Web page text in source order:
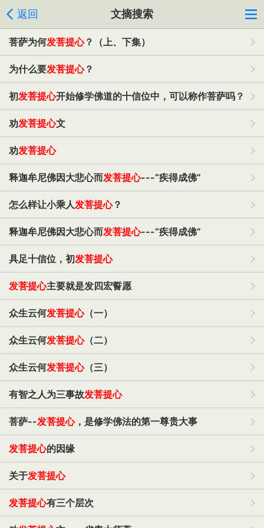
返回 文摘搜索
菩萨为何发菩提心？（上、下集）
为什么要发菩提心？
初发菩提心开始修学佛道的十信位中，可以称作菩萨吗？
劝发菩提心文
劝发菩提心
释迦牟尼佛因大悲心而发菩提心---“疾得成佛”
怎么样让小乘人发菩提心？
释迦牟尼佛因大悲心而发菩提心---“疾得成佛”
具足十信位，初发菩提心
发菩提心主要就是发四宏誓愿
众生云何发菩提心（一）
众生云何发菩提心（二）
众生云何发菩提心（三）
有智之人为三事故发菩提心
菩萨--发菩提心，是修学佛法的第一尊贵大事
发菩提心的因缘
关于发菩提心
发菩提心有三个层次